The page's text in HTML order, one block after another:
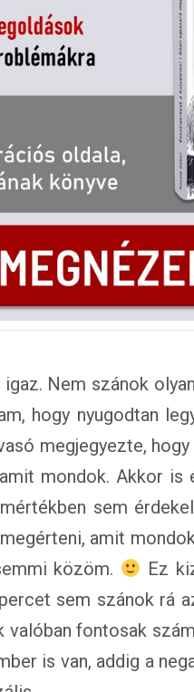
Nem szánok
hogy nyugodtan
megjegyezte,
mondok. Akkor
sem
amit
közöm.
Ez
sem szánok rá
valóban fontosak
is van, addig a